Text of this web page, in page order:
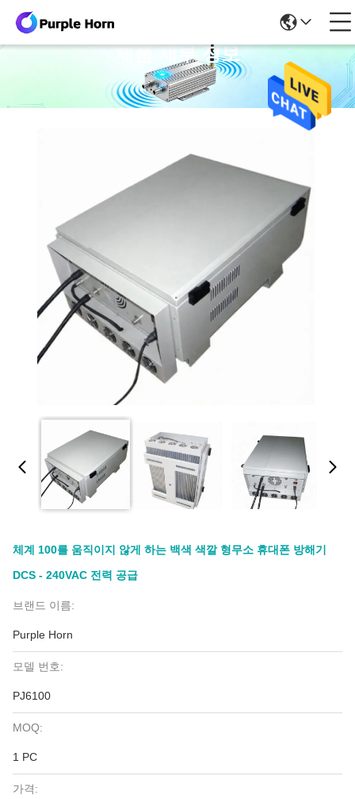
제품 세부 정보
체계 100를 움직이지 않게 하는 백색 색깔 형무소 휴대폰 방해기
DCS - 240VAC 전력 공급
브랜드 이름:
Purple Horn
모델 번호:
PJ6100
MOQ:
1 PC
가격: